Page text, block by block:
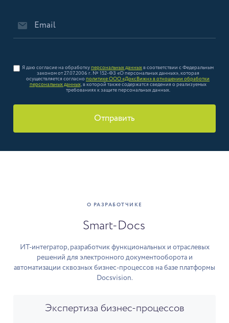
Я даю согласие на обработку персональных данных в соответствии с Федеральным
законом от 27.07.2006 г. № 152-ФЗ «О персональных данных», которая
осуществляется согласно политике ООО «ДоксВижн» в отношении обработки
персональных данных, в которой также содержатся сведения о реализуемых
требованиях к защите персональных данных.
Отправить
О РАЗРАБОТЧИКЕ
Smart-Docs
ИТ-интегратор, разработчик функциональных и отраслевых
решений для электронного документооборота и
автоматизации сквозных бизнес-процессов на базе платформы
Docsvision.
Экспертиза бизнес-процессов